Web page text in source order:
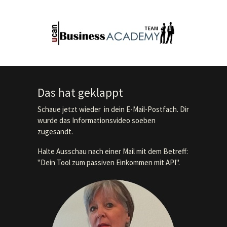
Das hat geklappt
Schaue jetzt wieder in dein E-Mail-Postfach. Dir
wurde das Informationsvideo soeben
zugesandt.
Halte Ausschau nach einer Mail mit dem Betreff:
"Dein Tool zum passiven Einkommen mit API".